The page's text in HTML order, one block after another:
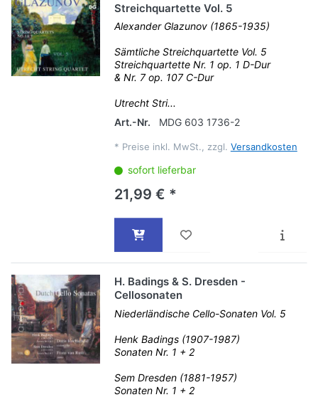
Streichquartette Vol. 5
Alexander Glazunov (1865-1935)
Sämtliche Streichquartette Vol. 5
Streichquartette Nr. 1 op. 1 D-Dur
& Nr. 7 op. 107 C-Dur
Utrecht Stri...
Art.-Nr.
MDG 603 1736-2
* Preise inkl. MwSt., zzgl. Versandkosten
sofort lieferbar
21,99 € *
H. Badings & S. Dresden -
Cellosonaten
Niederländische Cello-Sonaten Vol. 5
Henk Badings (1907-1987)
Sonaten Nr. 1 + 2
Sem Dresden (1881-1957)
Sonaten Nr. 1 + 2